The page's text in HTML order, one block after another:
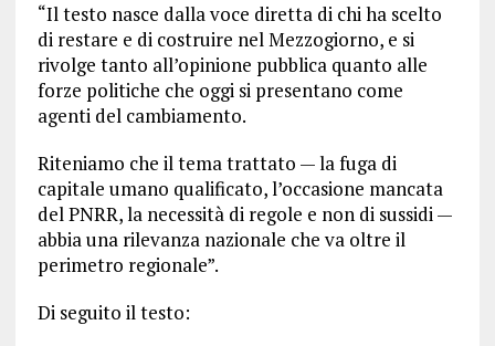
“Il testo nasce dalla voce diretta di chi ha scelto
di restare e di costruire nel Mezzogiorno, e si
rivolge tanto all’opinione pubblica quanto alle
forze politiche che oggi si presentano come
agenti del cambiamento.
Riteniamo che il tema trattato — la fuga di
capitale umano qualificato, l’occasione mancata
del PNRR, la necessità di regole e non di sussidi —
abbia una rilevanza nazionale che va oltre il
perimetro regionale”.
Di seguito il testo: